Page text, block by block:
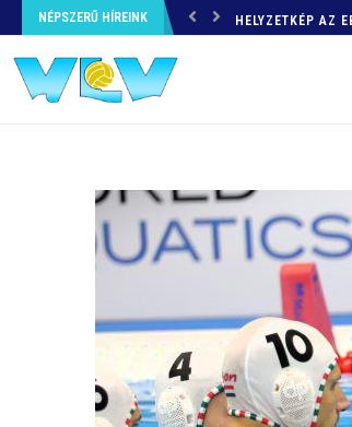
NÉPSZERŰ HÍREINK HELYZETKÉP AZ